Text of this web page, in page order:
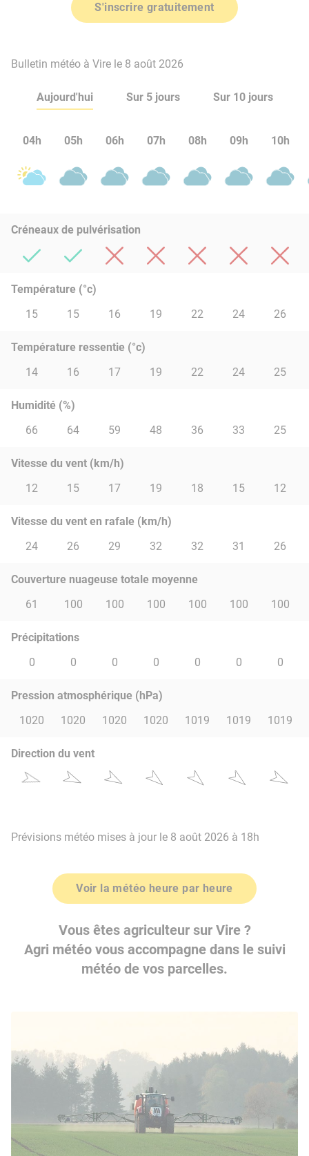
S'inscrire gratuitement
Bulletin météo à Vire le 8 août 2026
Aujourd'hui Sur 5 jours Sur 10 jours
04h 05h 06h 07h 08h 09h 10h
Créneaux de pulvérisation
Température (°c)
15
15 16 19 22 24 26
Température ressentie (°c)
14
16 17 19 22 24 25
Humidité (%)
66
64 59 48 36 33 25
Vitesse du vent (km/h)
12
15 17 19 18 15 12
Vitesse du vent en rafale (km/h)
24
26 29 32 32 31 26
Couverture nuageuse totale moyenne
61
100 100 100 100 100 100
Précipitations
0
0 0 0 0 0 0
Pression atmosphérique (hPa)
1020
1020 1020 1020 1019 1019 1019
Direction du vent
Prévisions météo mises à jour le 8 août 2026 à 18h
Voir la météo heure par heure
Vous êtes agriculteur sur Vire ?
Agri météo vous accompagne dans le suivi
météo de vos parcelles.